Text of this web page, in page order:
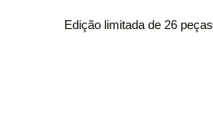
Edição limitada de 26 peças